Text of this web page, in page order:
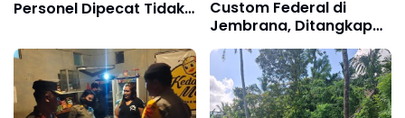
Personel Dipecat Tidak
Custom Federal di
Jembrana, Ditangkap
Polisi Kurang dari Sehari